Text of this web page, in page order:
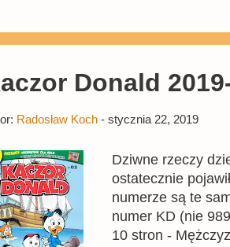
Donald
Radosław Koch - stycznia 22, 2019
Dziwne rzeczy
ostatecznie
numerze są te
numer KD (nie
10 stron -